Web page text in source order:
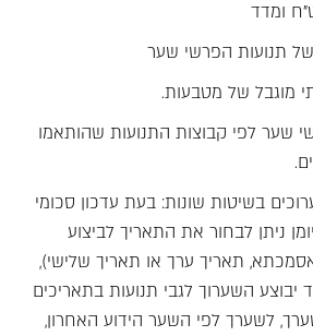
ומדד
של תנועות הפרשי שער
מוגבל של מטבעות.
שער לפי קבוצות התנועות שהותאמו
בשיטות שונות: בעת עדכון סכומי
ניתן לבחור את התאריך לביצוע
תאריך ערך או תאריך שלישי),
יבוצע השערוך לגבי תנועות בתאריכים
לשערך לפי השער הידוע האחרון,